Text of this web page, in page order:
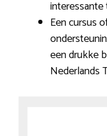
Een cursus
een drukke
Nederlands